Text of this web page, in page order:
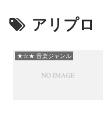
アリプロ
★☆★ 音楽ジャンル